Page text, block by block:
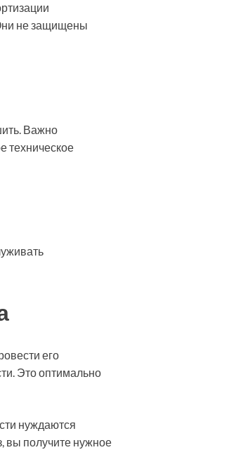
не защищены
Важно
техническое
его
Это оптимально
нуждаются
вы получите нужное